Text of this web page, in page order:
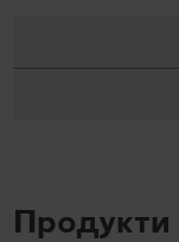
Продукти